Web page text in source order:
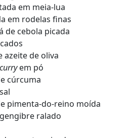
em meia-lua
em rodelas finas
de cebola picada
azeite de oliva
curryem pó
cúrcuma
pimenta-do-reino moída
ralado